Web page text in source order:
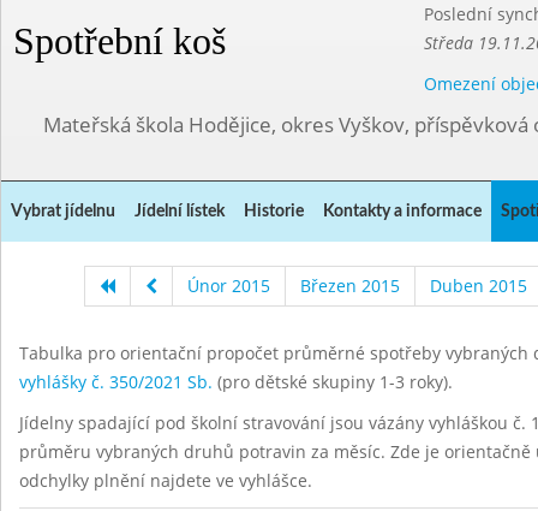
Spotřební koš
Poslední
Středa
Omezení
Mateřská škola Hodějice, okres Vyškov, příspěvková
Vybrat jídelnu Jídelní lístek Historie Kontakty a informace
Únor 2015 Březen 2015 Duben 2015
Tabulka pro orientační propočet průměrné spotřeby
vyhlášky č. 350/2021 Sb. (pro dětské skupiny 1-3 roky).
Jídelny spadající pod školní stravování jsou vázány vyhláškou
průměru vybraných druhů potravin za měsíc. Zde je
odchylky plnění najdete ve vyhlášce.